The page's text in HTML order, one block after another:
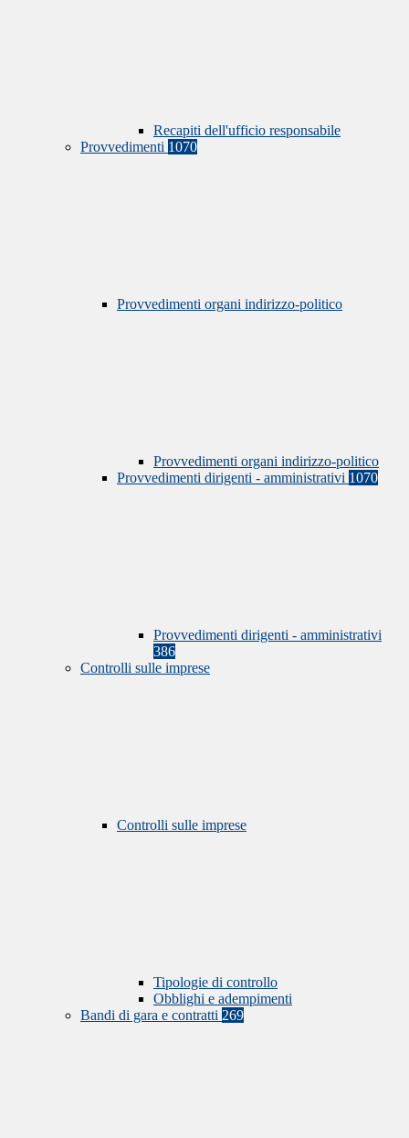
Recapiti dell'ufficio responsabile
Provvedimenti 1070
Provvedimenti organi indirizzo-politico
Provvedimenti organi indirizzo-politico
Provvedimenti dirigenti - amministrativi 1070
Provvedimenti dirigenti - amministrativi
386
Controlli sulle imprese
Controlli sulle imprese
Tipologie di controllo
Obblighi e adempimenti
Bandi di gara e contratti 269